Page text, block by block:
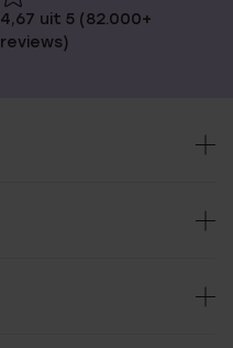
4,67 uit 5 (82.000+
reviews)